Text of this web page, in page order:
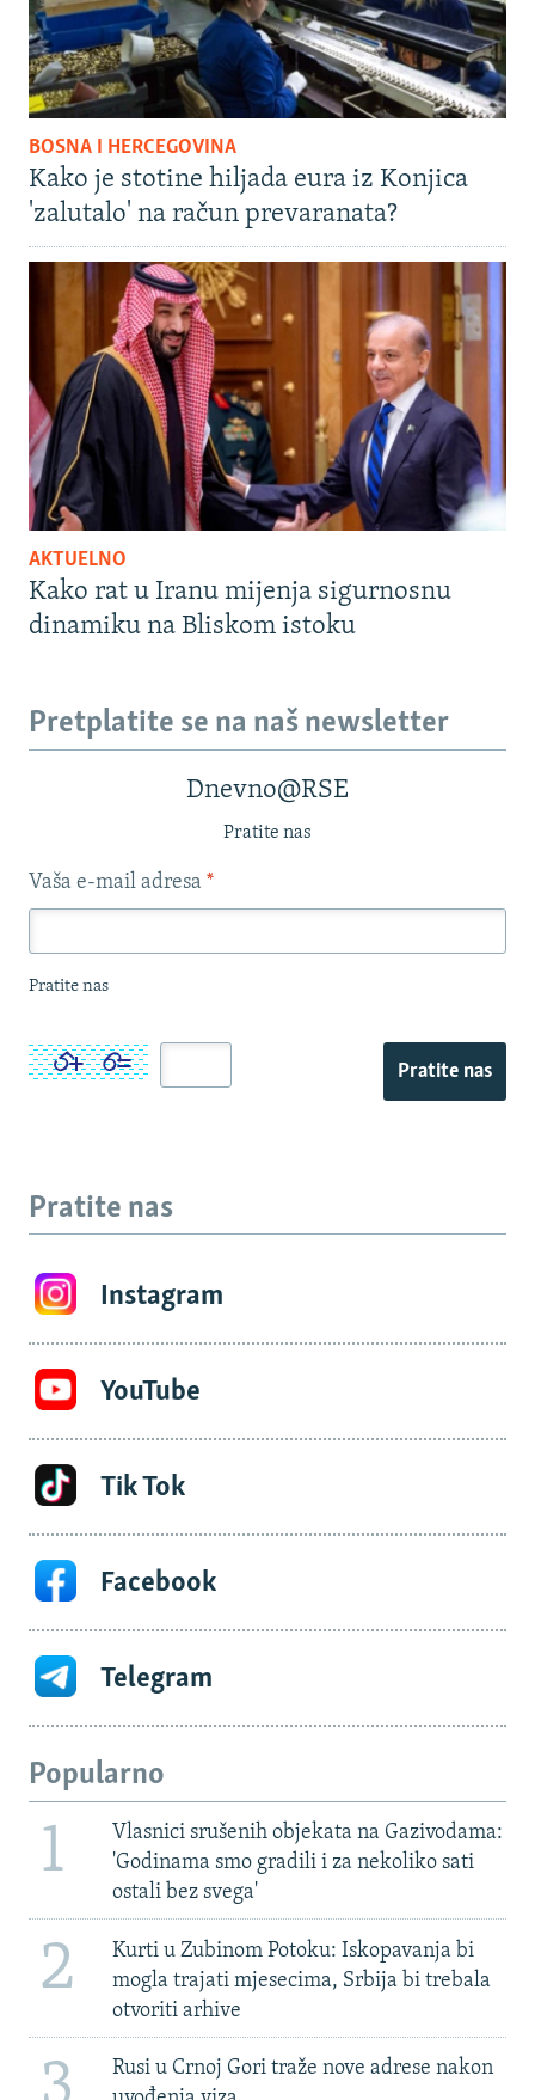
BOSNA I HERCEGOVINA
Kako je stotine hiljada eura iz Konjica
'zalutalo' na račun prevaranata?
AKTUELNO
Kako rat u Iranu mijenja sigurnosnu
dinamiku na Bliskom istoku
Pretplatite se na naš newsletter
Dnevno@RSE
Pratite nas
Vaša e-mail adresa *
Pratite nas
Pratite nas
Pratite nas
Instagram
YouTube
Tik Tok
Facebook
Telegram
Popularno
1
Vlasnici srušenih objekata na Gazivodama:
'Godinama smo gradili i za nekoliko sati
ostali bez svega'
2
Kurti u Zubinom Potoku: Iskopavanja bi
mogla trajati mjesecima, Srbija bi trebala
otvoriti arhive
Rusi u Crnoj Gori traže nove adrese nakon